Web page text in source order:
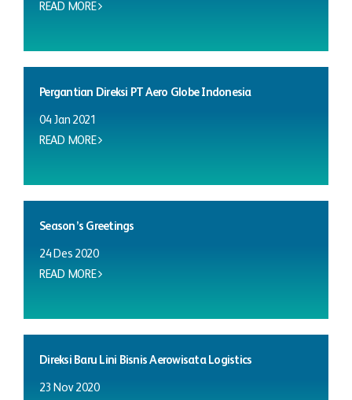
READ MORE
Pergantian Direksi PT Aero Globe Indonesia
04 Jan 2021
READ MORE
Season’s Greetings
24 Des 2020
READ MORE
Direksi Baru Lini Bisnis Aerowisata Logistics
23 Nov 2020